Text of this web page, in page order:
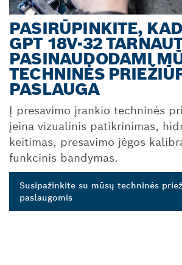
PASIRŪPINKITE,
GPT 18V-32
PASINAUDODAMI
TECHNINĖS
PASLAUGA
Į presavimo įrankio techninės
įeina vizualinis patikrinimas,
keitimas, presavimo jėgos
funkcinis bandymas.
Susipažinkite su mūsų techninės
paslaugomis